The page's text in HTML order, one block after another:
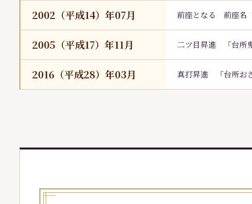
2002（平成14）年07月 前座となる 前座名
2005（平成17）年11月 二ツ目昇進 「台所
2016（平成28）年03月 真打昇進 「台所お